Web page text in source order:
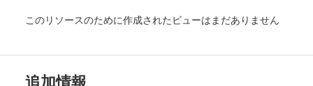
このリソースのために作成されたビューはまだありません
追加情報